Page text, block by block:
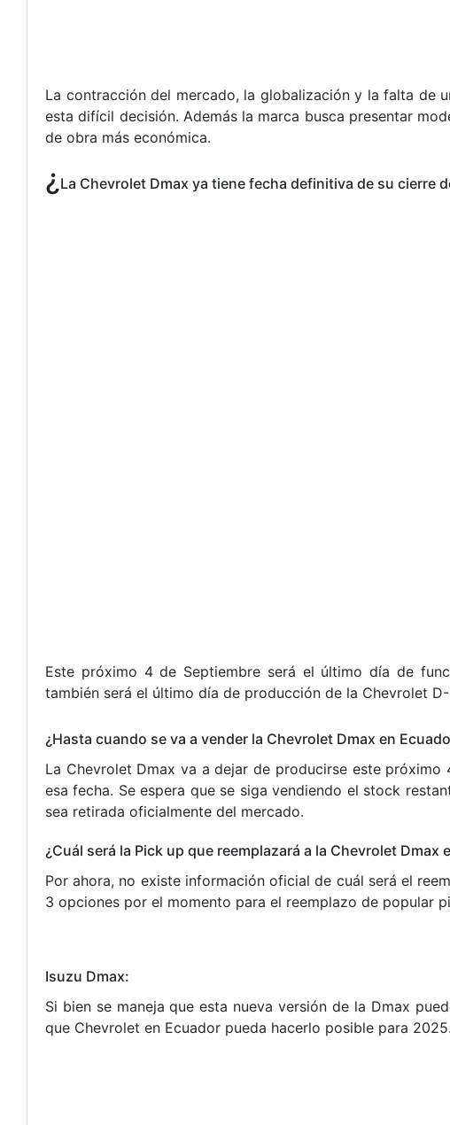
La contracción del mercado, la globalización y la falta de
esta difícil decisión. Además la marca busca presentar
de obra más económica.
¿ La Chevrolet Dmax ya tiene fecha definitiva de su cierre
Este próximo 4 de Septiembre será el último día de
también será el último día de producción de la Chevrolet
¿Hasta cuando se va a vender la Chevrolet Dmax en
La Chevrolet Dmax va a dejar de producirse este
esa fecha. Se espera que se siga vendiendo el stock
sea retirada oficialmente del mercado.
¿Cuál será la Pick up que reemplazará a la Chevrolet Dmax
Por ahora, no existe información oficial de cuál será el
3 opciones por el momento para el reemplazo de popular
Isuzu Dmax:
Si bien se maneja que esta nueva versión de la Dmax
que Chevrolet en Ecuador pueda hacerlo posible para 2025.